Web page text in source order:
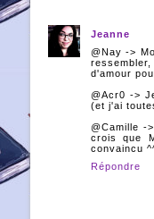
Jeanne
@Nay ->
d'amour
@Acr0 ->
(et j'ai
@Camille -
crois que
convaincu
Répondre